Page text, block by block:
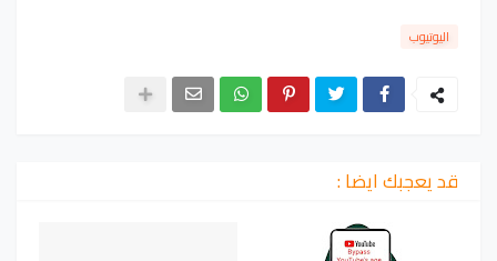
اليوتيوب
قد يعجبك ايضا :